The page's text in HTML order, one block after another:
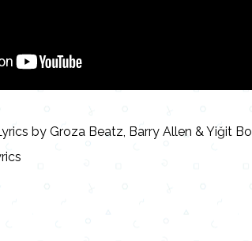
by Groza Beatz, Barry Allen & Yiğit